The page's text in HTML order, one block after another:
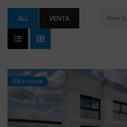
ALL VENTA Price
Obra nueva